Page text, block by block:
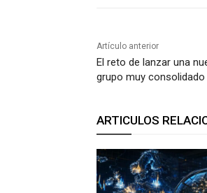
Artículo anterior
El reto de lanzar una
grupo muy consolidado
ARTICULOS